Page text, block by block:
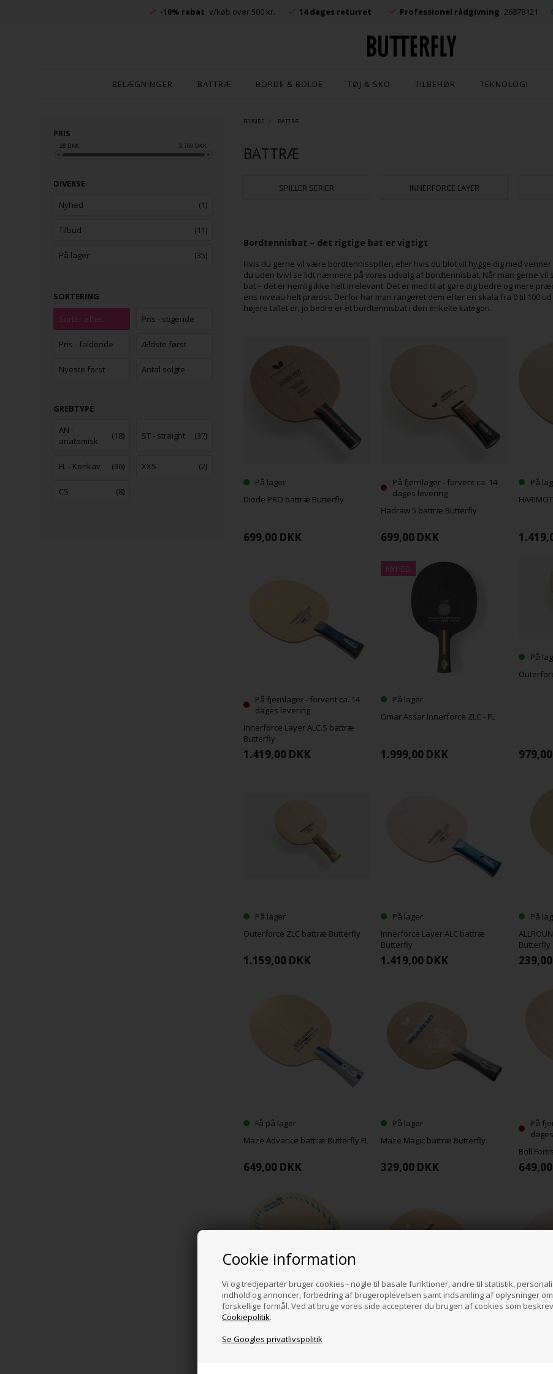
Cookie information
Vi og tredjeparter bruger cookies - nogle til basale funktioner, andre til statistik,
indhold og annoncer, forbedring af brugeroplevelsen samt indsamling af oplysninger
forskellige formål. Ved at bruge vores side accepterer du brugen af cookies som
Cookiepolitik.
Se Googles privatlivspolitik
-10% rabat v/køb over 500 kr. 14 dages returret Professionel rådgivning 26878121
BELÆGNINGER BATTRÆ BORDE & BOLDE TØJ & SKO TILBEHØR TEKNOLOGI
PRIS
28 DKK 3,760 DKK
DIVERSE
Nyhed
(1)
Tilbud (11)
På lager (35)
SORTERING
Sorter efter... Pris - stigende
Pris - faldende Ældste først
Nyeste først Antal solgte
GREBTYPE
AN -
anatomisk
(18) ST - straight (37)
FL - Konkav (36) XXS (2)
CS (8)
FORSIDE BATTRÆ
BATTRÆ
SPILLER SERIER INNERFORCE LAYER
Bordtennisbat – det rigtige bat er vigtigt
Hvis du gerne vil være bordtennisspiller, eller hvis du blot vil hygge dig med
du uden tvivl se lidt nærmere på vores udvalg af bordtennisbat. Når man gerne
bat – det er nemlig ikke helt irrelevant. Det er med til at gøre dig bedre og mere
ens niveau helt præcist. Derfor har man rangeret dem efter en skala fra 0 til 100
højere tallet er, jo bedre er et bordtennisbat i den enkelte kategori.
På lager
Diode PRO battræ Butterfly
699,00 DKK
På fjernlager - forvent ca. 14
dages levering
Hadraw 5 battræ Butterfly
699,00 DKK
På
På fjernlager - forvent ca. 14
dages levering
Innerforce Layer ALC.S battræ
Butterfly
1.419,00 DKK
NYHED
På lager
Omar Assar Innerforce ZLC - FL
1.999,00 DKK
På
979,00
På lager
Outerforce ZLC battræ Butterfly
1.159,00 DKK
På lager
Innerforce Layer ALC battræ
Butterfly
1.419,00 DKK
På
Butterfly
239,00
Få på lager
Maze Advance battræ Butterfly FL
649,00 DKK
På lager
Maze Magic battræ Butterfly
329,00 DKK
På
Boll
649,00
dages levering
På